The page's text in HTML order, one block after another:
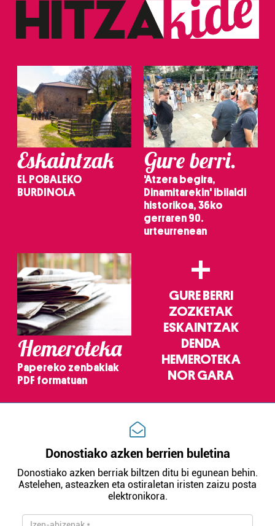
Eskaintzak
EL POBALEKO
BURDINOLA
Gure berri.
'Atzera begira,
Dinamitarekin' ibilaldi
historikoa, 36ko
gerraren 90.
urteurrenean
Hemeroteka
Papereko zenbakiak
PDF formatuan
+
GURE BERRI
ZOZKETAK
ESKAINTZAK
DENDA
HEMEROTEKA
NOR GARA
Donostiako azken berrien buletina
Donostiako azken berriak biltzen ditu bi egunean behin.
Astelehen, asteazken eta ostiraletan iristen zaizu posta
elektronikora.